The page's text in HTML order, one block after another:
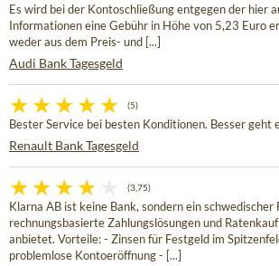
Es wird bei der Kontoschließung entgegen der hier
Informationen eine Gebühr in Höhe von 5,23 Euro
weder aus dem Preis- und [...]
Audi Bank Tagesgeld
(5)
Bester Service bei besten Konditionen. Besser geht
Renault Bank Tagesgeld
(3,75)
Klarna AB ist keine Bank, sondern ein
rechnungsbasierte Zahlungslösungen und
anbietet. Vorteile: - Zinsen für Festgeld im
problemlose Kontoeröffnung - [...]